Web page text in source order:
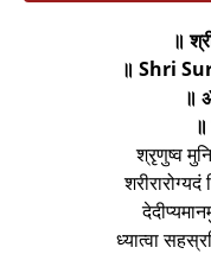
॥
॥ Shri
॥
श्रृणुष्व
ध्यात्वा